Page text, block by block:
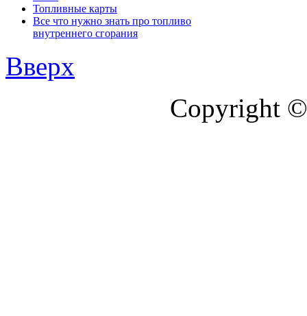
Топливные карты
Все что нужно знать про топливо
внутреннего сгорания
Вверх
Copyright